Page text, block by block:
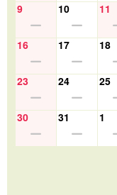
9 10 11
16 17 18
23 24 25
30 31 1